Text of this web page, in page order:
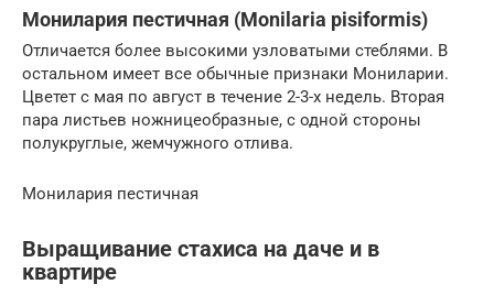
Монилария пестичная (Monilaria pisiformis)
Отличается более высокими узловатыми стеблями. В
остальном имеет все обычные признаки Мониларии.
Цветет с мая по август в течение 2-3-х недель. Вторая
пара листьев ножницеобразные, с одной стороны
полукруглые, жемчужного отлива.
Монилария пестичная
Выращивание стахиса на даче и в
квартире